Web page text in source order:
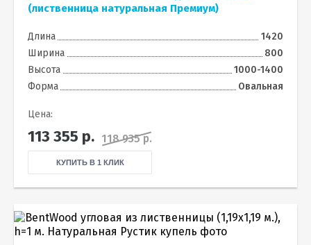
(лиственница натуральная Премиум)
Длина
1420
Ширина
800
Высота
1000-1400
Форма
Овальная
Цена:
113 355 р. 118 935 р.
КУПИТЬ В 1 КЛИК